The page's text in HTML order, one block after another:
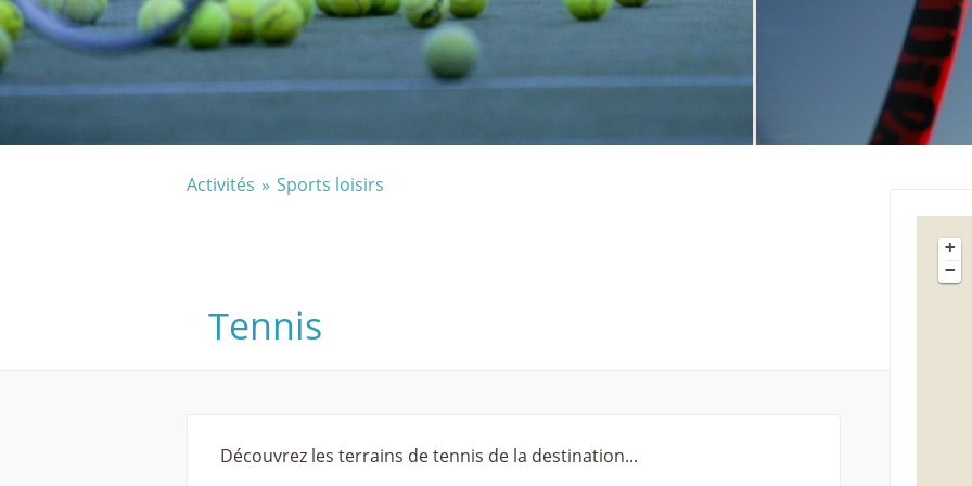
Activités Sports loisirs
Tennis
Découvrez les terrains de tennis de la destination...
+
−